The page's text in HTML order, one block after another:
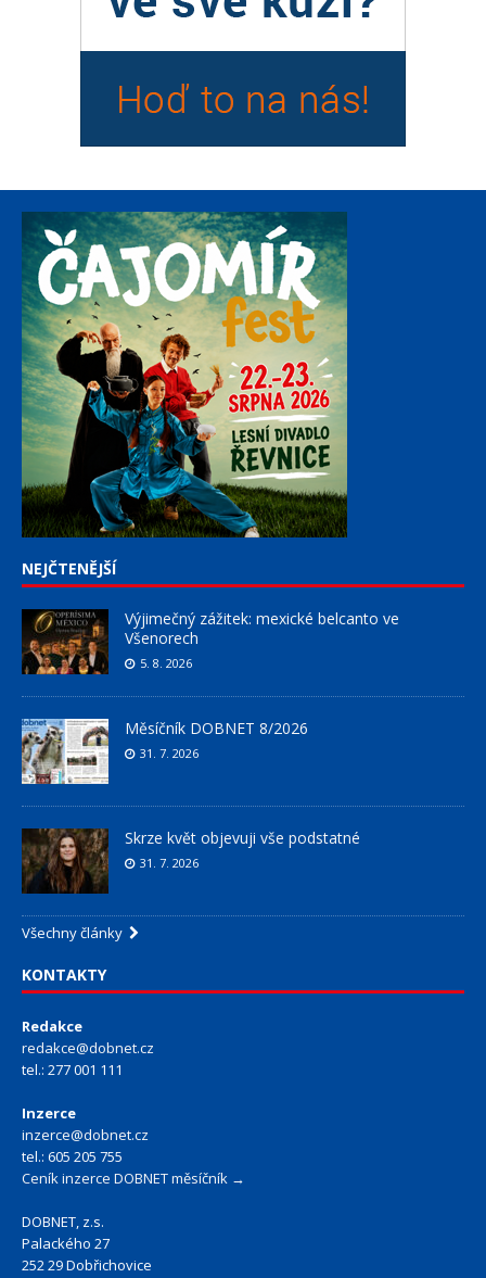
NEJČTENĚJŠÍ
Výjimečný zážitek: mexické belcanto ve
Všenorech
5. 8. 2026
Měsíčník DOBNET 8/2026
31. 7. 2026
Skrze květ objevuji vše podstatné
31. 7. 2026
Všechny články
KONTAKTY
Redakce
redakce@dobnet.cz
tel.: 277 001 111
Inzerce
inzerce@dobnet.cz
tel.: 605 205 755
Ceník inzerce DOBNET měsíčník →
DOBNET, z.s.
Palackého 27
252 29 Dobřichovice